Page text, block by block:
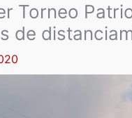
Torneo
de